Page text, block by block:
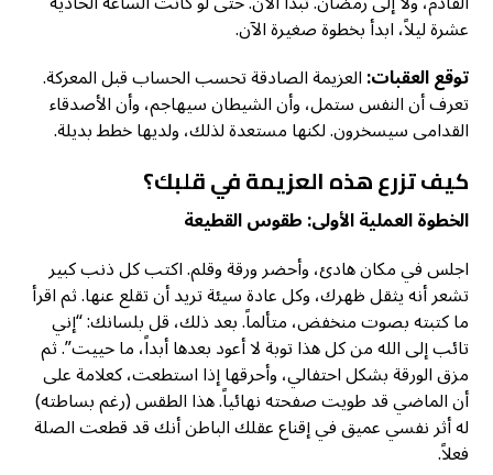
عشرة ليلاً، ابدأ بخطوة صغيرة الآن.
توقع العقبات:العزيمة الصادقة تحسب الحساب قبل المعركة.
تعرف أن النفس ستمل، وأن الشيطان سيهاجم، وأن الأصدقاء
القدامى سيسخرون. لكنها مستعدة لذلك، ولديها خطط بديلة.
كيف تزرع هذه العزيمة في قلبك؟
الخطوة العملية الأولى: طقوس القطيعة
اجلس في مكان هادئ، وأحضر ورقة وقلم. اكتب كل ذنب كبير
تشعر أنه يثقل ظهرك، وكل عادة سيئة تريد أن تقلع عنها. ثم اقرأ
ما كتبته بصوت منخفض، متألماً. بعد ذلك، قل بلسانك: “إني
تائب إلى الله من كل هذا توبة لا أعود بعدها أبداً، ما حييت”. ثم
مزق الورقة بشكل احتفالي، وأحرقها إذا استطعت، كعلامة على
أن الماضي قد طويت صفحته نهائياً. هذا الطقس (رغم بساطته)
له أثر نفسي عميق في إقناع عقلك الباطن أنك قد قطعت الصلة
فعلاً.